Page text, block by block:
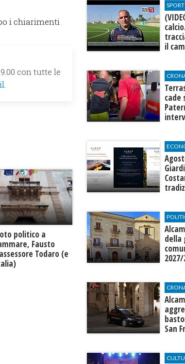
i chiarimenti
con tutte le
politico a
Fausto
Todaro (e
SPORT
il
cade
della
San